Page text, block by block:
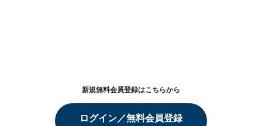
新規無料会員登録はこちらから
ログイン／無料会員登録